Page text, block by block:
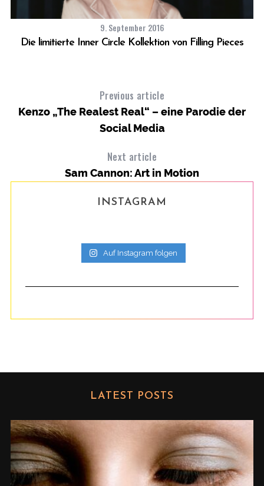
9. September 2016
Die limitierte Inner Circle Kollektion von Filling Pieces
Previous article
Kenzo „The Realest Real“ – eine Parodie der
Social Media
Next article
Sam Cannon: Art in Motion
INSTAGRAM
Auf Instagram folgen
LATEST POSTS